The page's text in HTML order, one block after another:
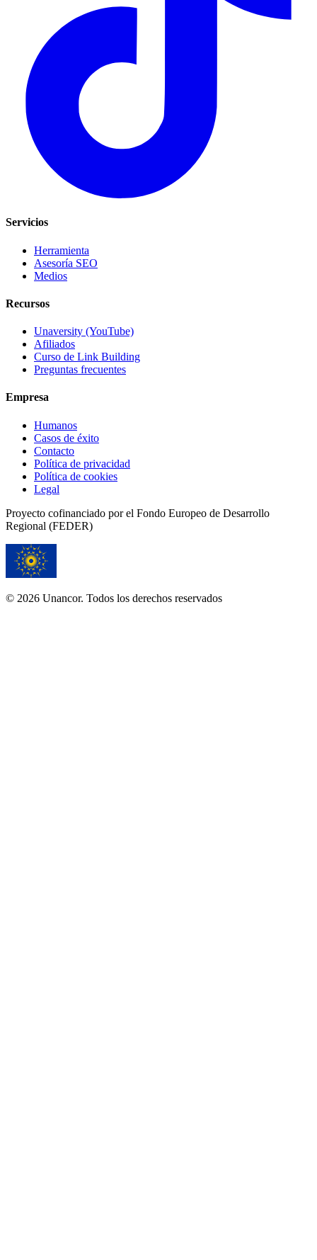
Servicios
Herramienta
Asesoría SEO
Medios
Recursos
Unaversity (YouTube)
Afiliados
Curso de Link Building
Preguntas frecuentes
Empresa
Humanos
Casos de éxito
Contacto
Política de privacidad
Política de cookies
Legal
Proyecto cofinanciado por el Fondo Europeo de Desarrollo
Regional (FEDER)
© 2026 Unancor. Todos los derechos reservados